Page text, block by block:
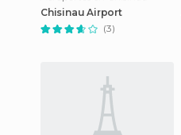
Chisinau Airport
(3)